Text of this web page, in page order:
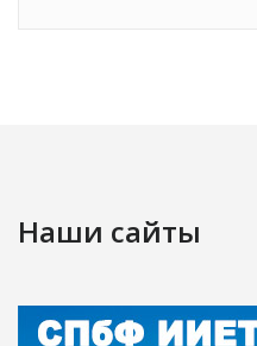
Наши сайты